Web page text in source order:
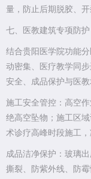
量，防止后期脱胶、开
七、医教建筑专项防
结合贵阳医学院功能
动密集、医疗教学同
安全、成品保护与医教
施工安全管控：高空
绝高空坠物；施工区
术诊疗高峰时段施工，
成品洁净保护：玻璃
撕裂、防紫外线、防